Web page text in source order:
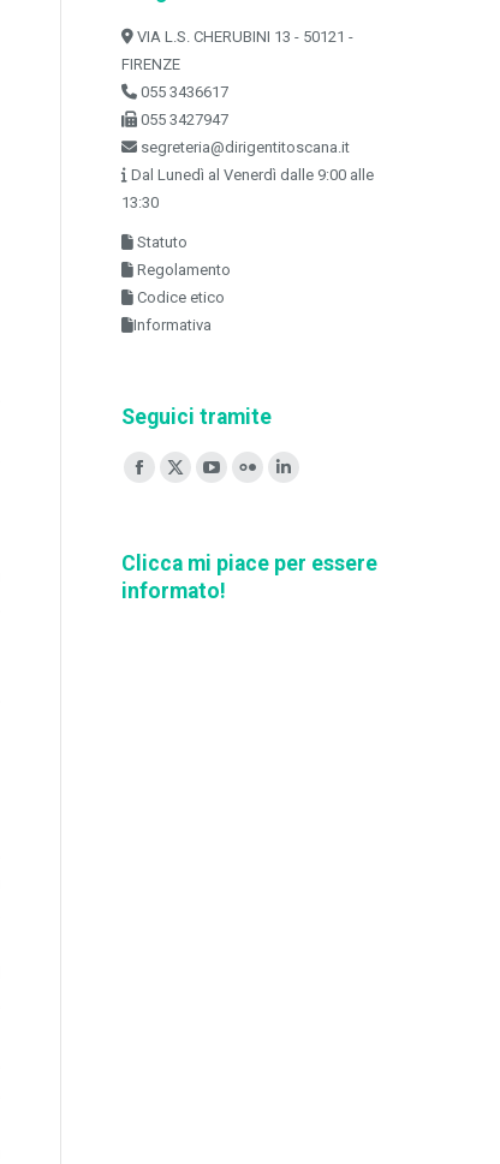
VIA L.S. CHERUBINI 13 - 50121 -
FIRENZE
055 3436617
055 3427947
segreteria@dirigentitoscana.it
Dal Lunedì al Venerdì dalle 9:00 alle
13:30
Statuto
Regolamento
Codice etico
Informativa
Seguici tramite
Ci puoi trovare su:
Facebook
in
X
in
YouTube
in
Flickr
in
Linkedin
in
Clicca mi piace per essere
informato!